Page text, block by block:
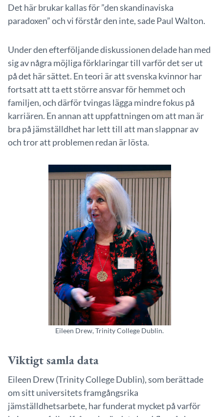
Det här brukar kallas för ”den skandinaviska
paradoxen” och vi förstår den inte, sade Paul Walton.
Under den efterföljande diskussionen delade han med
sig av några möjliga förklaringar till varför det ser ut
på det här sättet. En teori är att svenska kvinnor har
fortsatt att ta ett större ansvar för hemmet och
familjen, och därför tvingas lägga mindre fokus på
karriären. En annan att uppfattningen om att man är
bra på jämställdhet har lett till att man slappnar av
och tror att problemen redan är lösta.
Eileen Drew, Trinity College Dublin.
Viktigt samla data
Eileen Drew (Trinity College Dublin), som berättade
om sitt universitets framgångsrika
jämställdhetsarbete, har funderat mycket på varför